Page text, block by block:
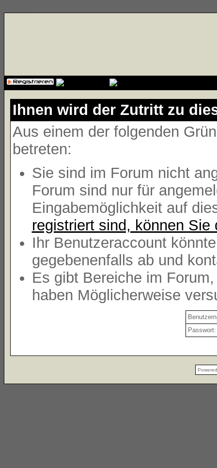
Ihnen wird der Zutritt zu
Aus einem der folgenden
betreten:
Sie sind im Forum nicht
Forum sind nur für
Eingabemöglichkeit auf
registriert sind, können Sie
Ihr Benutzeraccount
gegebenenfalls ab und
Es gibt Bereiche im
haben Möglicherweise
Passwort: